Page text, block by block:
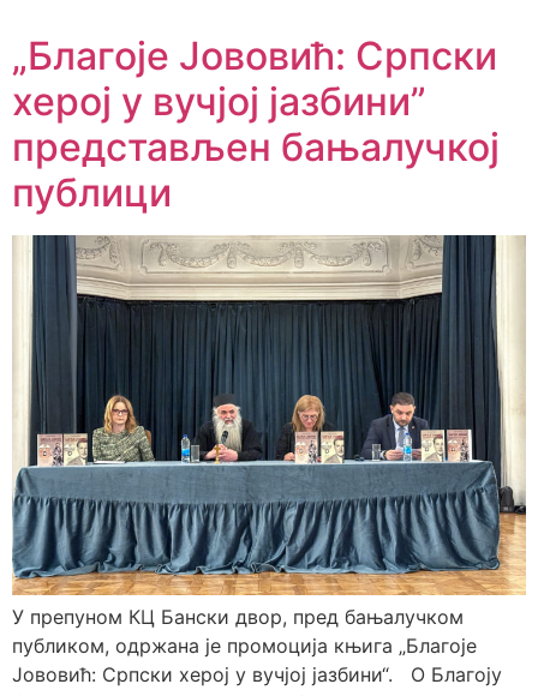
„Благоје Јововић: Српски
херој у вучјој јазбини”
представљен бањалучкој
публици
У препуном КЦ Бански двор, пред бањалучком
публиком, одржана је промоција књига „Благоје
Јововић: Српски херој у вучјој јазбини“. О Благоју